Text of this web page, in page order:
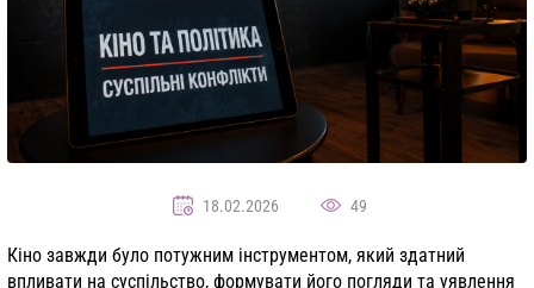
18.02.2026 49
Кіно завжди було потужним інструментом, який здатний
впливати на суспільство, формувати його погляди та уявлення